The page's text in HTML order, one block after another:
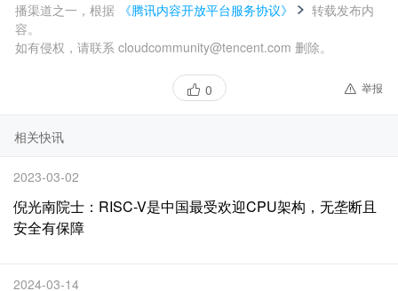
播渠道之一，根据
《腾讯内容开放平台服务协议》
转载发布内
容。
如有侵权，请联系 cloudcommunity@tencent.com 删除。
0 举报
相关快讯
2023-03-02
倪光南院士：RISC-V是中国最受欢迎CPU架构，无垄断且
安全有保障
2024-03-14